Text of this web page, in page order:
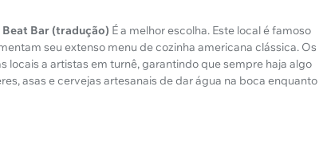
Beat Bar (tradução) É a melhor escolha. Este local é famoso
seu extenso menu de cozinha americana clássica. Os
locais a artistas em turnê, garantindo que sempre haja algo
asas e cervejas artesanais de dar água na boca enquanto